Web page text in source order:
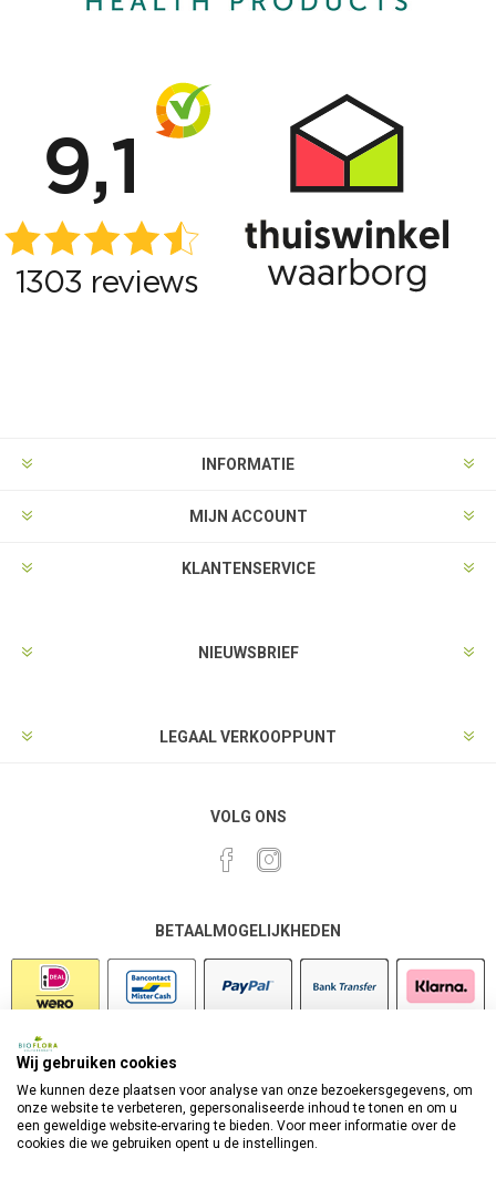
INFORMATIE
MIJN ACCOUNT
KLANTENSERVICE
NIEUWSBRIEF
LEGAAL VERKOOPPUNT
VOLG ONS
BETAALMOGELIJKHEDEN
Wij gebruiken cookies
We kunnen deze plaatsen voor analyse van onze bezoekersgegevens, om
onze website te verbeteren, gepersonaliseerde inhoud te tonen en om u
een geweldige website-ervaring te bieden. Voor meer informatie over de
cookies die we gebruiken opent u de instellingen.